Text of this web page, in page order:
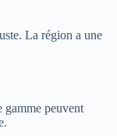
La région a une
gamme peuvent